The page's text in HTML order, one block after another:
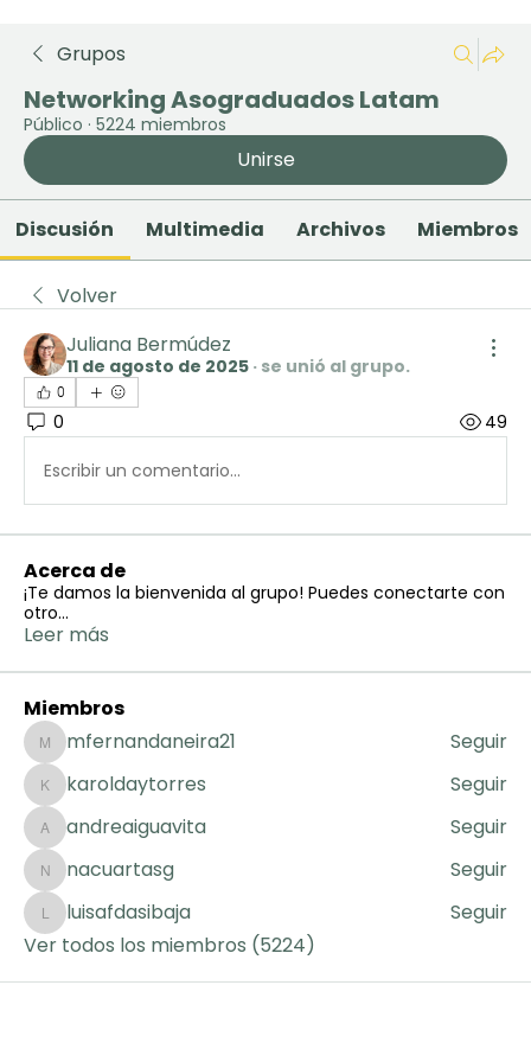
Grupos
Networking Asograduados Latam
Público · 5224 miembros
Unirse
Discusión Multimedia Archivos Miembros
Volver
Juliana Bermúdez
11 de agosto de 2025 · se unió al grupo.
0
0 49
Escribir un comentario...
Acerca de
¡Te damos la bienvenida al grupo! Puedes conectarte con
otro...
Leer más
Miembros
mfernandaneira21
mfernandaneira21 Seguir
karoldaytorres
karoldaytorres Seguir
andreaiguavita
andreaiguavita Seguir
nacuartasg
nacuartasg Seguir
luisafdasibaja
luisafdasibaja
Seguir
Ver todos los miembros (5224)